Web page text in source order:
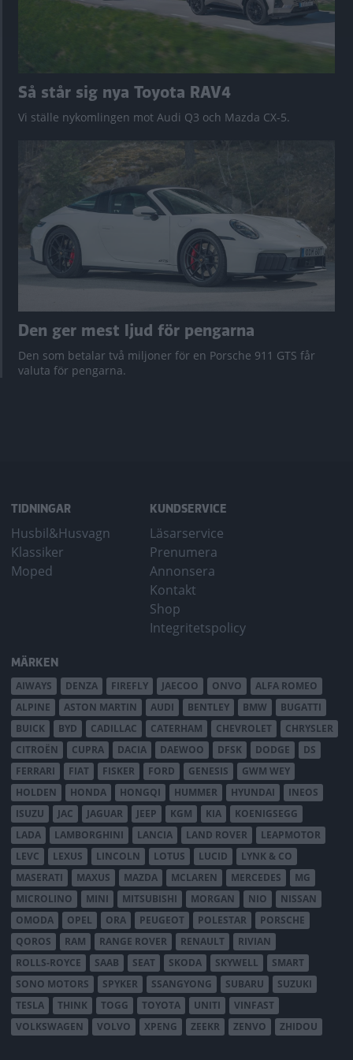
Så står sig nya Toyota RAV4
Vi ställe nykomlingen mot Audi Q3 och Mazda CX-5.
Den ger mest ljud för pengarna
Den som betalar två miljoner för en Porsche 911 GTS får
valuta för pengarna.
TIDNINGAR
Husbil&Husvagn
Klassiker
Moped
KUNDSERVICE
Läsarservice
Prenumera
Annonsera
Kontakt
Shop
Integritetspolicy
MÄRKEN
AIWAYS DENZA FIREFLY JAECOO ONVO
ALFA ROMEO
ALPINE
ASTON MARTIN AUDI BENTLEY BMW
BUGATTI
BUICK
BYD CADILLAC CATERHAM CHEVROLET
CHRYSLER
CITROËN
CUPRA DACIA DAEWOO DFSK DODGE
DS
FERRARI
FIAT FISKER FORD GENESIS
GWM WEY
HOLDEN
HONDA HONGQI HUMMER HYUNDAI
INEOS
ISUZU
JAC JAGUAR JEEP KGM KIA
KOENIGSEGG
LADA
LAMBORGHINI LANCIA LAND ROVER
LEAPMOTOR
LEVC
LEXUS LINCOLN LOTUS LUCID
LYNK & CO
MASERATI
MAXUS MAZDA MCLAREN MERCEDES
MG
MICROLINO
MINI MITSUBISHI MORGAN NIO
NISSAN
OMODA
OPEL ORA PEUGEOT POLESTAR
PORSCHE
QOROS
RAM RANGE ROVER RENAULT
RIVIAN
ROLLS-ROYCE
SAAB SEAT SKODA SKYWELL
SMART
SONO MOTORS
SPYKER SSANGYONG SUBARU
SUZUKI
TESLA
THINK TOGG TOYOTA UNITI
VINFAST
VOLKSWAGEN
VOLVO XPENG ZEEKR ZENVO ZHIDOU